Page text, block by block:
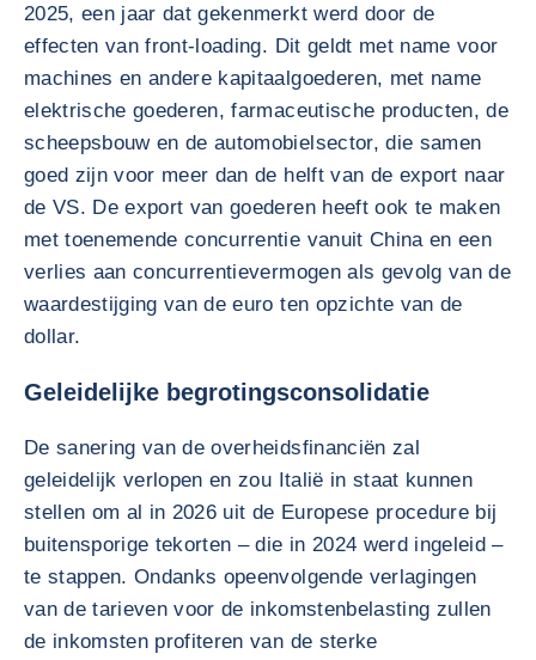
2025, een jaar dat gekenmerkt werd door de
effecten van front-loading. Dit geldt met name voor
machines en andere kapitaalgoederen, met name
elektrische goederen, farmaceutische producten, de
scheepsbouw en de automobielsector, die samen
goed zijn voor meer dan de helft van de export naar
de VS. De export van goederen heeft ook te maken
met toenemende concurrentie vanuit China en een
verlies aan concurrentievermogen als gevolg van de
waardestijging van de euro ten opzichte van de
dollar.
Geleidelijke begrotingsconsolidatie
De sanering van de overheidsfinanciën zal
geleidelijk verlopen en zou Italië in staat kunnen
stellen om al in 2026 uit de Europese procedure bij
buitensporige tekorten – die in 2024 werd ingeleid –
te stappen. Ondanks opeenvolgende verlagingen
van de tarieven voor de inkomstenbelasting zullen
de inkomsten profiteren van de sterke